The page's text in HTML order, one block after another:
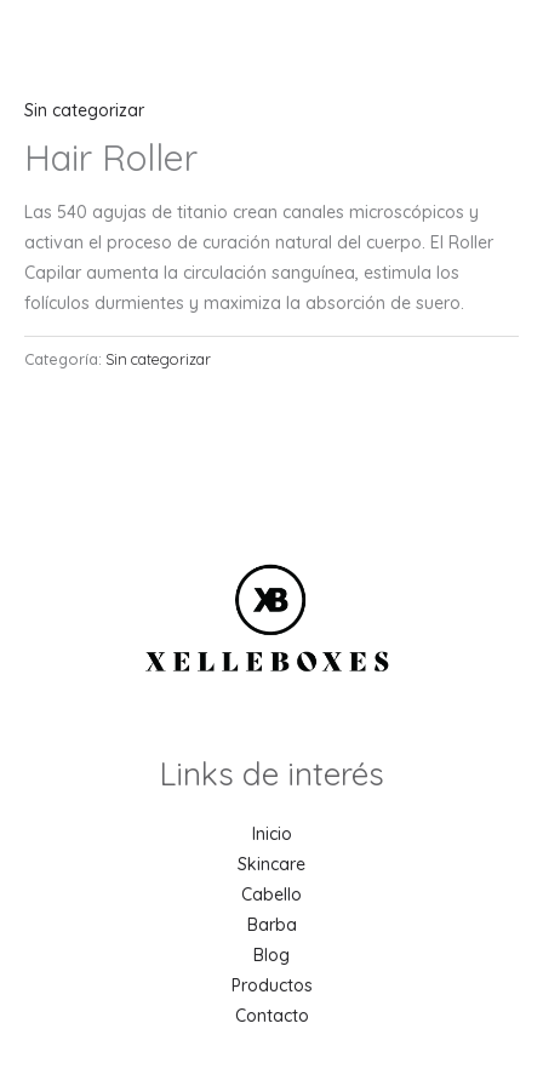
Sin categorizar
Hair Roller
Las 540 agujas de titanio crean canales microscópicos y
activan el proceso de curación natural del cuerpo. El Roller
Capilar aumenta la circulación sanguínea, estimula los
folículos durmientes y maximiza la absorción de suero.
Categoría: Sin categorizar
Links de interés
Inicio
Skincare
Cabello
Barba
Blog
Productos
Contacto